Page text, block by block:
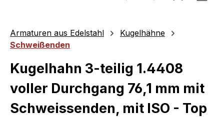
Armaturen aus Edelstahl
Kugelhähne
Schweißenden
Kugelhahn 3-teilig 1.4408
voller Durchgang 76,1 mm mit
Schweissenden, mit ISO - Top